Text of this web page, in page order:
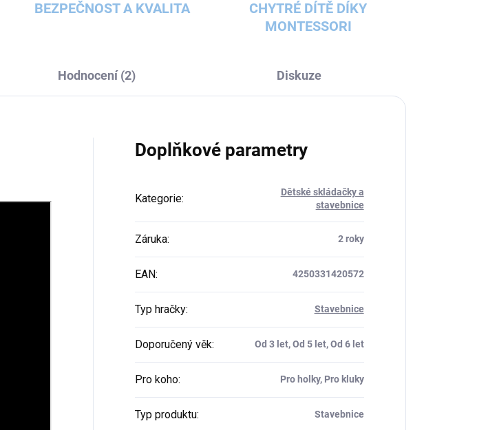
BEZPEČNOST A KVALITA
CHYTRÉ DÍTĚ DÍKY
MONTESSORI
Hodnocení (2) Diskuze
Doplňkové parametry
Kategorie:
Dětské skládačky a
stavebnice
Záruka: 2 roky
EAN: 4250331420572
Typ hračky: Stavebnice
Doporučený věk: Od 3 let, Od 5 let, Od 6 let
Pro koho: Pro holky, Pro kluky
Typ produktu: Stavebnice